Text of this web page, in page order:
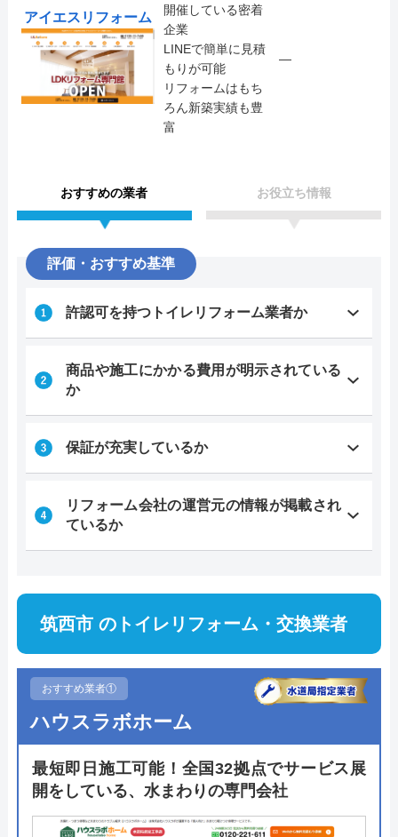
アイエスリフォーム
開催している密着
企業
LINEで簡単に見積
もりが可能
リフォームはもち
ろん新築実績も豊
富
―
おすすめの業者 お役立ち情報
評価・おすすめ基準
許認可を持つトイレリフォーム業者か
商品や施工にかかる費用が明示されている
か
保証が充実しているか
リフォーム会社の運営元の情報が掲載され
ているか
筑西市 のトイレリフォーム・交換業者
おすすめ業者①
ハウスラボホーム
最短即日施工可能！全国32拠点でサービス展
開をしている、水まわりの専門会社